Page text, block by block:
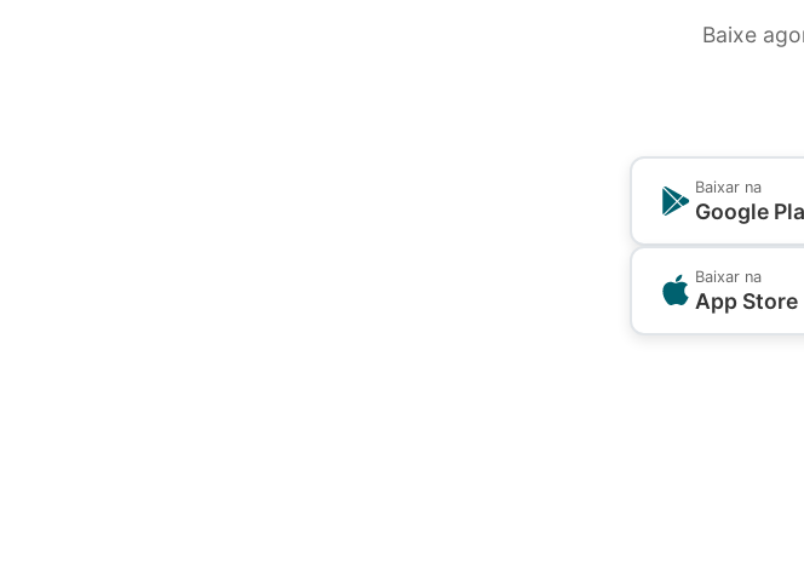
Baixe
Baixar na
Google
Baixar na
App Store